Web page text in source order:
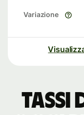
Variazione
Tassi